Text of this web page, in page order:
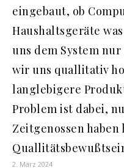
eingebaut, ob
Haushaltsgeräte
uns dem System
wir uns quallitativ
langlebigere
Problem ist dabei,
Zeitgenossen
2. März 2024